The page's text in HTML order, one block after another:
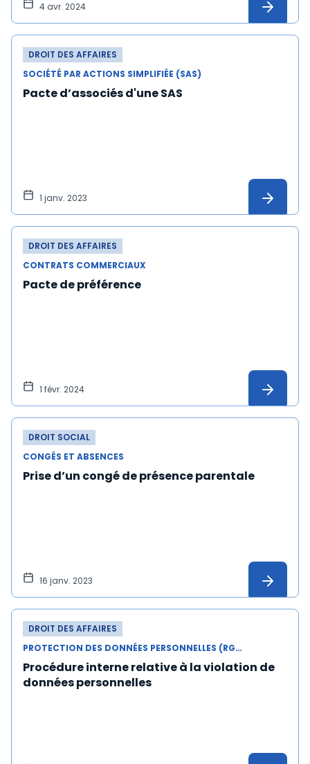
4 avr. 2024
DROIT DES AFFAIRES
SOCIÉTÉ PAR ACTIONS SIMPLIFIÉE (SAS)
Pacte d’associés d'une SAS
1 janv. 2023
DROIT DES AFFAIRES
CONTRATS COMMERCIAUX
Pacte de préférence
1 févr. 2024
DROIT SOCIAL
CONGÉS ET ABSENCES
Prise d’un congé de présence parentale
16 janv. 2023
DROIT DES AFFAIRES
PROTECTION DES DONNÉES PERSONNELLES (RGPD)
Procédure interne relative à la violation de
données personnelles